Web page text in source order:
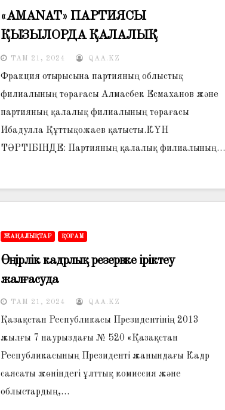
«AMANAT» ПАРТИЯСЫ
ҚЫЗЫЛОРДА ҚАЛАЛЫҚ
ФИЛИАЛЫНЫҢ ДЕПУТАТТЫҚ
ФРАКЦИЯ ОТЫРЫСЫ ӨТТІ
ТАМ 21, 2024 QAA.KZ
Фракция отырысына партияның облыстық
филиалының төрағасы Алмасбек Есмаханов және
партияның қалалық филиалының төрағасы
Ибадулла Құттықожаев қатысты.КҮН
ТӘРТІБІНДЕ: Партияның қалалық филиалының…
ЖАҢАЛЫҚТАР ҚОҒАМ
Өңірлік кадрлық резервке іріктеу
жалғасуда
ТАМ 21, 2024 QAA.KZ
Қазақстан Республикасы Президентінің 2013
жылғы 7 наурыздағы № 520 «Қазақстан
Республикасының Президенті жанындағы Кадр
саясаты жөніндегі ұлттық комиссия және
облыстардың,…